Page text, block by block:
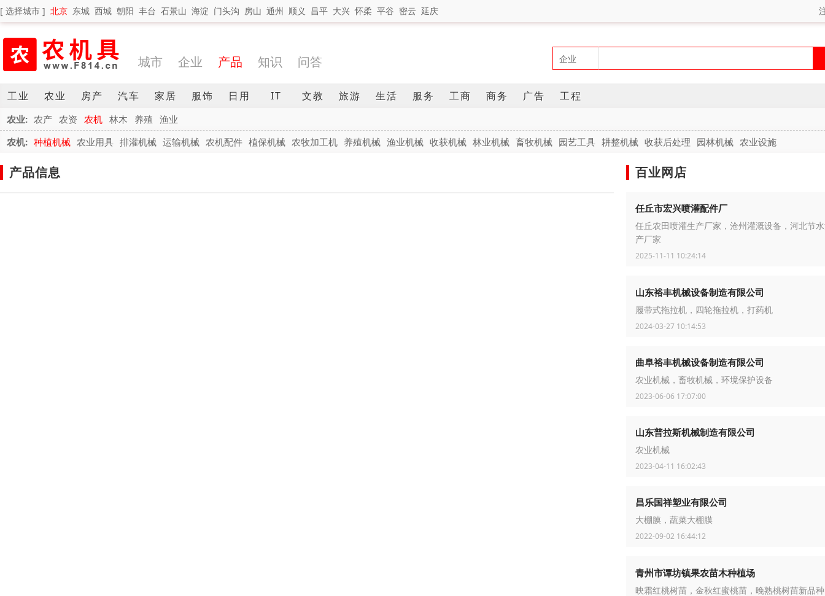
[ 选择城市 ] 北京 东城 西城 朝阳 丰台 石景山 海淀 门头沟 房山 通州 顺义 昌平 大兴 怀柔 平谷 密云 延庆
城市 企业 产品 知识 问答
工业 农业 房产 汽车 家居 服饰 日用 IT 文教 旅游 生活 服务 工商 商务 广告 工程
农业: 农产 农资 农机 林木 养殖 渔业
农机: 种植机械 农业用具 排灌机械 运输机械 农机配件 植保机械 农牧加工机 养殖机械 渔业机械 收获机械 林业机械 畜牧机械 园艺工具 耕整机械 收获后处理 园林机械 农业设施
产品信息 百业网店
任丘市宏兴喷灌配件厂
任丘农田喷灌生产厂家，沧州灌溉设备，河北节
产厂家
2025-11-11 10:24:14
山东裕丰机械设备制造有限公司
履带式拖拉机，四轮拖拉机，打药机
2024-03-27 10:14:53
曲阜裕丰机械设备制造有限公司
农业机械，畜牧机械，环境保护设备
2023-06-06 17:07:00
山东普拉斯机械制造有限公司
农业机械
2023-04-11 16:02:43
昌乐国祥塑业有限公司
大棚膜，蔬菜大棚膜
2022-09-02 16:44:12
青州市谭坊镇果农苗木种植场
映霜红桃树苗，金秋红蜜桃苗，晚熟桃树苗新品种